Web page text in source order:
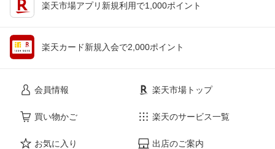
楽天市場アプリ新規利用で1,000ポイント
楽天カード新規入会で2,000ポイント
会員情報
買い物かご
お気に入り
楽天市場トップ
楽天のサービス一覧
出店のご案内